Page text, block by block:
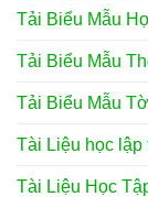
Tải Biểu Mẫu
Tải Biểu Mẫu
Tải Biểu Mẫu
Tài Liệu học lập
Tài Liệu Học